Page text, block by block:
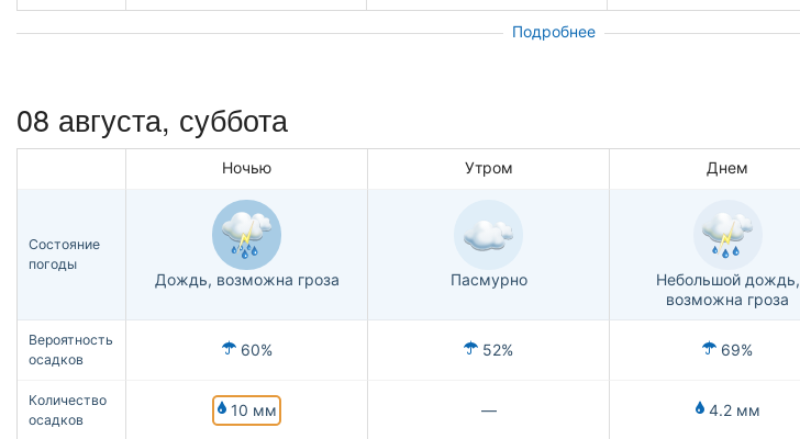
Подробнее
08 августа, суббота
Ночью Утром Днем
Состояние
погоды
Дождь, возможна гроза Пасмурно
Небольшой дождь,
возможна гроза
Вероятность
осадков
60% 52% 69%
Количество
осадков
10 мм — 4.2 мм